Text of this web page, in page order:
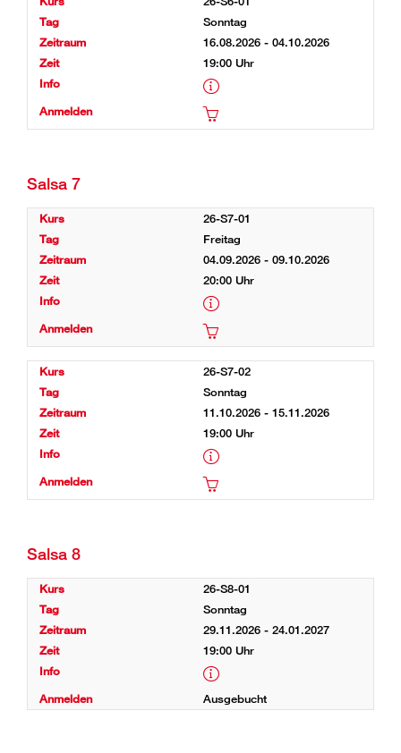
Sonntag
16.08.2026 - 04.10.2026
19:00 Uhr
Salsa 7
26-S7-01
Freitag
04.09.2026 - 09.10.2026
20:00 Uhr
26-S7-02
Sonntag
11.10.2026 - 15.11.2026
19:00 Uhr
Salsa 8
26-S8-01
Sonntag
29.11.2026 - 24.01.2027
19:00 Uhr
Ausgebucht